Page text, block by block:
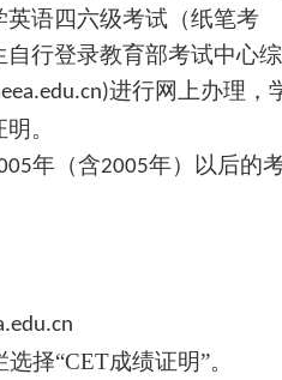
英语四六级考试 （纸笔考
自行登录教育部考试中心综
)进行网上办理，
。
年（含2005年）以后的
择“CET成绩证明”。